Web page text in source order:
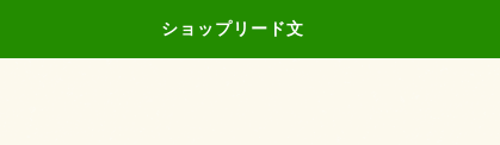
ショップリード文